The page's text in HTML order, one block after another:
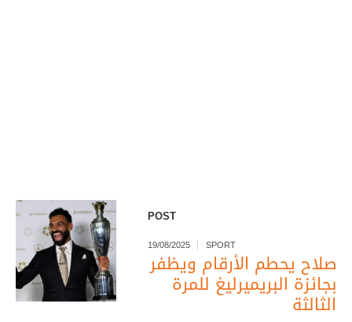
POST
19/08/2025 SPORT
صلاح يحطم الأرقام ويظفر
بجائزة البريميرليغ للمرة
الثالثة